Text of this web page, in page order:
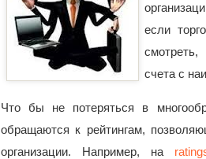
если
счета с
Что бы не потеряться в
обращаются к рейтингам,
организации. Например, на